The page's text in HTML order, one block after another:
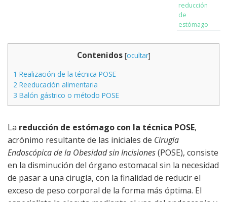
reducción
de
estómago
Contenidos [ocultar]
1 Realización de la técnica POSE
2 Reeducación alimentaria
3 Balón gástrico o método POSE
La reducción de estómago con la técnica POSE,
acrónimo resultante de las iniciales de Cirugía
Endoscópica de la Obesidad sin Incisiones(POSE), consiste
en la disminución del órgano estomacal sin la necesidad
de pasar a una cirugía, con la finalidad de reducir el
exceso de peso corporal de la forma más óptima. El